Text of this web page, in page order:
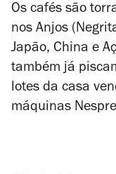
Os cafés são
nos Anjos
Japão, China e
também já
lotes da casa
máquinas